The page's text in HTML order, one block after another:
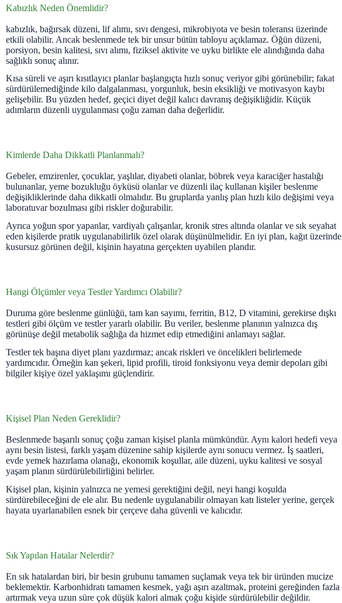
Kabızlık Neden Önemlidir?
kabızlık, bağırsak düzeni, lif alımı, sıvı dengesi, mikrobiyota ve besin toleransı üzerinde
etkili olabilir. Ancak beslenmede tek bir unsur bütün tabloyu açıklamaz. Öğün düzeni,
porsiyon, besin kalitesi, sıvı alımı, fiziksel aktivite ve uyku birlikte ele alındığında daha
sağlıklı sonuç alınır.
Kısa süreli ve aşırı kısıtlayıcı planlar başlangıçta hızlı sonuç veriyor gibi görünebilir; fakat
sürdürülemediğinde kilo dalgalanması, yorgunluk, besin eksikliği ve motivasyon kaybı
gelişebilir. Bu yüzden hedef, geçici diyet değil kalıcı davranış değişikliğidir. Küçük
adımların düzenli uygulanması çoğu zaman daha değerlidir.
Kimlerde Daha Dikkatli Planlanmalı?
Gebeler, emzirenler, çocuklar, yaşlılar, diyabeti olanlar, böbrek veya karaciğer hastalığı
bulunanlar, yeme bozukluğu öyküsü olanlar ve düzenli ilaç kullanan kişiler beslenme
değişikliklerinde daha dikkatli olmalıdır. Bu gruplarda yanlış plan hızlı kilo değişimi veya
laboratuvar bozulması gibi riskler doğurabilir.
Ayrıca yoğun spor yapanlar, vardiyalı çalışanlar, kronik stres altında olanlar ve sık seyahat
eden kişilerde pratik uygulanabilirlik özel olarak düşünülmelidir. En iyi plan, kağıt üzerinde
kusursuz görünen değil, kişinin hayatına gerçekten uyabilen plandır.
Hangi Ölçümler veya Testler Yardımcı Olabilir?
Duruma göre beslenme günlüğü, tam kan sayımı, ferritin, B12, D vitamini, gerekirse dışkı
testleri gibi ölçüm ve testler yararlı olabilir. Bu veriler, beslenme planının yalnızca dış
görünüşe değil metabolik sağlığa da hizmet edip etmediğini anlamayı sağlar.
Testler tek başına diyet planı yazdırmaz; ancak riskleri ve öncelikleri belirlemede
yardımcıdır. Örneğin kan şekeri, lipid profili, tiroid fonksiyonu veya demir depoları gibi
bilgiler kişiye özel yaklaşımı güçlendirir.
Kişisel Plan Neden Gereklidir?
Beslenmede başarılı sonuç çoğu zaman kişisel planla mümkündür. Aynı kalori hedefi veya
aynı besin listesi, farklı yaşam düzenine sahip kişilerde aynı sonucu vermez. İş saatleri,
evde yemek hazırlama olanağı, ekonomik koşullar, aile düzeni, uyku kalitesi ve sosyal
yaşam planın sürdürülebilirliğini belirler.
Kişisel plan, kişinin yalnızca ne yemesi gerektiğini değil, neyi hangi koşulda
sürdürebileceğini de ele alır. Bu nedenle uygulanabilir olmayan katı listeler yerine, gerçek
hayata uyarlanabilen esnek bir çerçeve daha güvenli ve kalıcıdır.
Sık Yapılan Hatalar Nelerdir?
En sık hatalardan biri, bir besin grubunu tamamen suçlamak veya tek bir üründen mucize
beklemektir. Karbonhidratı tamamen kesmek, yağı aşırı azaltmak, proteini gereğinden fazla
artırmak veya uzun süre çok düşük kalori almak çoğu kişide sürdürülebilir değildir.